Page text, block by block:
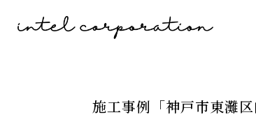
施工事例「神戸市東灘区